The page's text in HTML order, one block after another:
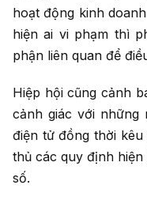
hoạt động kinh
hiện ai vi phạm thì
phận liên quan để
Hiệp hội cũng cảnh
cảnh giác với
điện tử đồng thời
thủ các quy định
số.